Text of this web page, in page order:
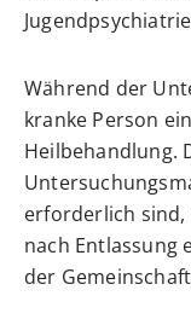
Während der
kranke Person
Heilbehandlung.
erforderlich
nach Entlassung
der